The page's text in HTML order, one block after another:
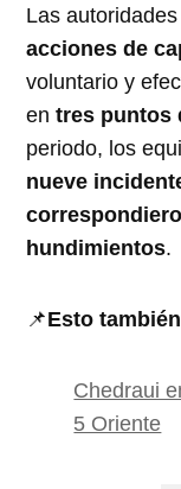
Las
acciones de
voluntario y
entres puntos
periodo, los
nueve
hundimientos.
📌Esto
Chedraui
5 Oriente